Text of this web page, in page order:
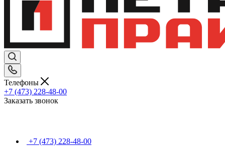
Телефоны
+7 (473) 228-48-00
Заказать звонок
+7 (473) 228-48-00